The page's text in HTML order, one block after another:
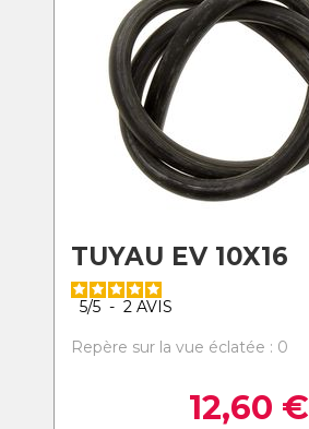
TUYAU EV 10X16
5/5 - 2 AVIS
Repère sur la vue éclatée : 0
12,60 €